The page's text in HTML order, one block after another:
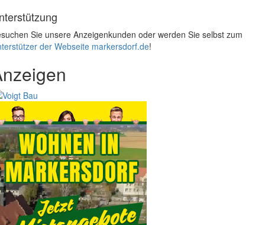
Sie unsere Anzeigenkunden oder werden Sie selbst zum
der Webseite markersdorf.de!